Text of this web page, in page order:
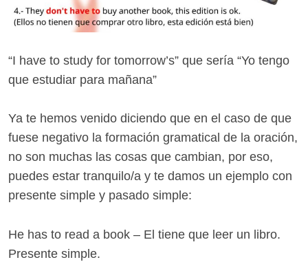
“I have to study for tomorrow’s” que sería “Yo tengo
que estudiar para mañana”
Ya te hemos venido diciendo que en el caso de que
fuese negativo la formación gramatical de la oración,
no son muchas las cosas que cambian, por eso,
puedes estar tranquilo/a y te damos un ejemplo con
presente simple y pasado simple:
He has to read a book – El tiene que leer un libro.
Presente simple.